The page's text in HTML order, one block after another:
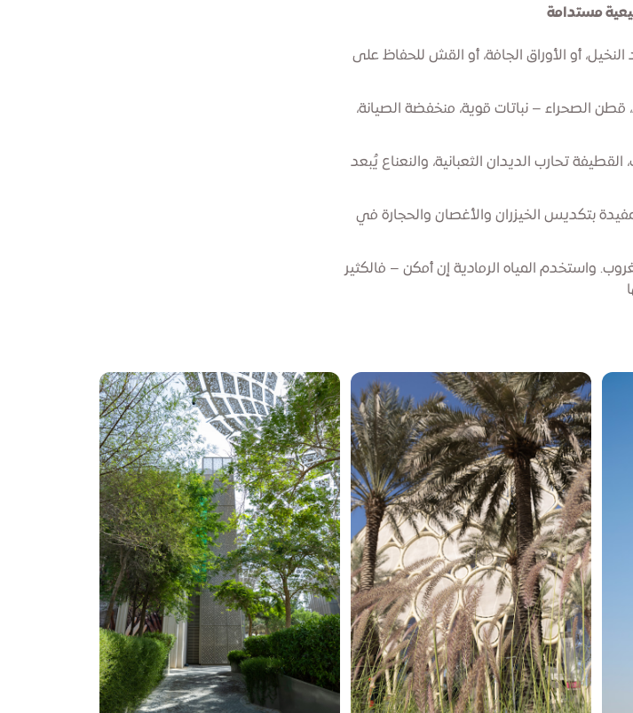
مستدامة
أو الأوراق الجافة، أو القش للحفاظ على
قطن الصحراء – نباتات قوية، منخفضة الصيانة،
القطيفة تحارب الديدان الثعبانية، والنعناع يُبعد
بتكديس الخيزران والأغصان والحجارة في
واستخدم المياه الرمادية إن أمكن – فالكثير